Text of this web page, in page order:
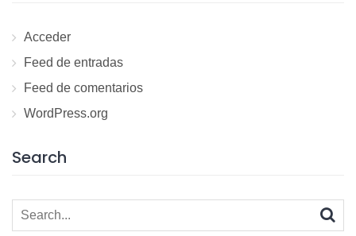
Acceder
Feed de entradas
Feed de comentarios
WordPress.org
Search
Search
for: